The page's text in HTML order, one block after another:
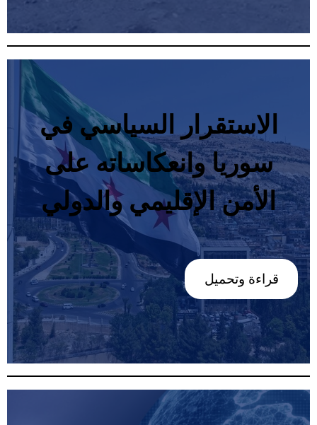
الاستقرار‭ ‬السياسي‭ ‬في‭
‬سوريا‭ ‬وانعكاساته‭ ‬على‭
‬الأمن‭ ‬الإقليمي‭ ‬والدولي
قراءة وتحميل